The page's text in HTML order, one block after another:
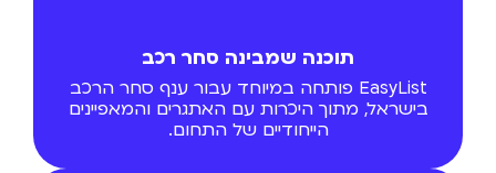
תוכנה שמבינה סחר רכב
EasyList פותחה במיוחד עבור ענף סחר הרכב
בישראל, מתוך היכרות עם האתגרים והמאפיינים
הייחודיים של התחום.